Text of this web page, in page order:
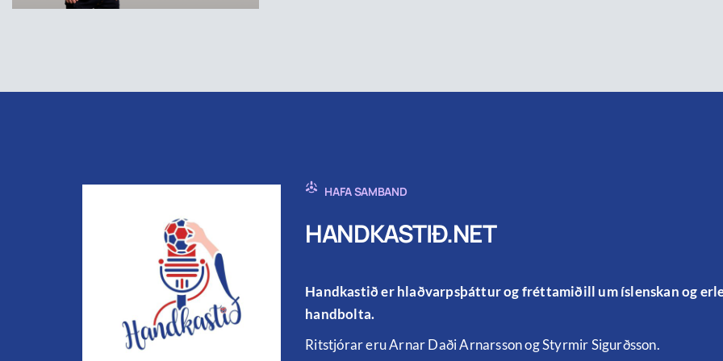
HAFA SAMBAND
HANDKASTIÐ.NET
Handkastið er hlaðvarpsþáttur og fréttamiðill um íslenskan og
handbolta.
Ritstjórar eru Arnar Daði Arnarsson og Styrmir Sigurðsson.